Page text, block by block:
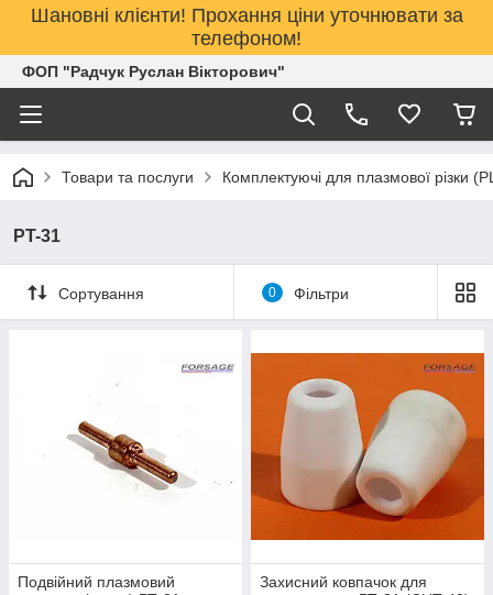
Шановні клієнти! Прохання ціни уточнювати за
телефоном!
ФОП "Радчук Руслан Вікторович"
Товари та послуги Комплектуючі для плазмової різки
PT-31
Сортування 0 Фільтри
Подвійний плазмовий
Захисний ковпачок для